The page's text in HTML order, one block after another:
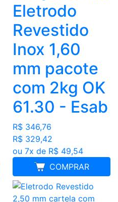
Eletrodo
Revestido
Inox 1,60
mm pacote
com 2kg OK
61.30 - Esab
R$ 346,76
R$ 329,42
ou 7x de R$ 49,54
COMPRAR